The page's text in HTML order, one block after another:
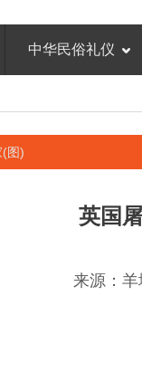
中华民俗礼仪
图)
英国
来源：